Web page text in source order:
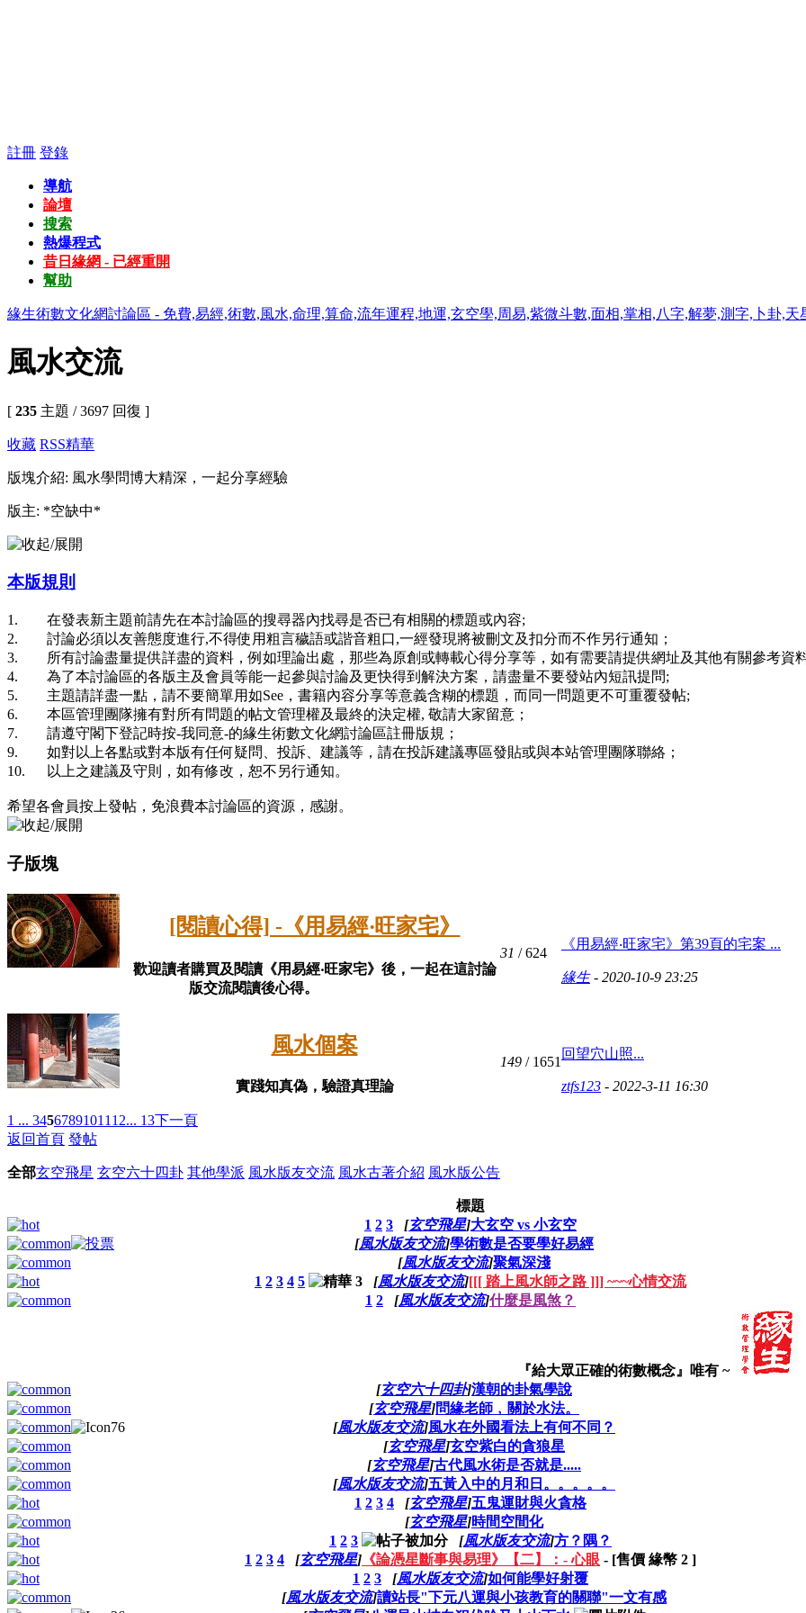
註冊 登錄
導航
論壇
搜索
熱爆程式
昔日緣網 - 已經重開
幫助
緣生術數文化網討論區 - 免費,易經,術數,風水,命理,算命,流年運程,地運,玄空學,周易,紫微斗數,面相,掌相,八字,解夢,測字,卜卦,
風水交流
[ 235 主題 / 3697 回復 ]
收藏 RSS精華
版塊介紹: 風水學問博大精深，一起分享經驗
版主: *空缺中*
本版規則
1. 在發表新主題前請先在本討論區的搜尋器內找尋是否已有相關的標題或內容;
2. 討論必須以友善態度進行,不得使用粗言穢語或諧音粗口,一經發現將被刪文及扣分而不作另行通知；
3. 所有討論盡量提供詳盡的資料，例如理論出處，那些為原創或轉載心得分享等，如有需要請提供網址及其他有關參考資
4. 為了本討論區的各版主及會員等能一起參與討論及更快得到解決方案，請盡量不要發站內短訊提問;
5. 主題請詳盡一點，請不要簡單用如See，書籍內容分享等意義含糊的標題，而同一問題更不可重覆發帖;
6. 本區管理團隊擁有對所有問題的帖文管理權及最終的決定權, 敬請大家留意；
7. 請遵守閣下登記時按-我同意-的緣生術數文化網討論區註冊版規；
9. 如對以上各點或對本版有任何疑問、投訴、建議等，請在投訴建議專區發貼或與本站管理團隊聯絡；
10. 以上之建議及守則，如有修改，恕不另行通知。
希望各會員按上發帖，免浪費本討論區的資源，感謝。
子版塊
[閱讀心得] -《用易經‧旺家宅》
歡迎讀者購買及閱讀《用易經‧旺家宅》後，一起在這討論
版交流閱讀後心得。
31 / 624
《用易經‧旺家宅》第39頁的宅案 ...
緣生- 2020-10-9 23:25
風水個案
實踐知真偽，驗證真理論
149 / 1651
回望穴山照...
ztfs123 - 2022-3-11 16:30
1 ... 34567891011 12... 13下一頁
返回首頁 發帖
全部玄空飛星 玄空六十四卦 其他學派 風水版友交流 風水古著介紹 風水版公告
標題
1 2 3 [玄空飛星]大玄空 vs 小玄空
[風水版友交流]學術數是否要學好易經
[風水版友交流]聚氣深淺
1 2 3 4 5 [風水版友交流][[[ 踏上風水師之路 ]]] ~~~心情交流
1 2 [風水版友交流]什麼是風煞？
『給大眾正確的術數概念』唯有 ~
[玄空六十四卦]漢朝的卦氣學說
[玄空飛星]問緣老師﹐關於水法。
[風水版友交流]風水在外國看法上有何不同？
[玄空飛星]玄空紫白的貪狼星
[玄空飛星]古代風水術是否就是.....
[風水版友交流]五黃入中的月和日。。。。。
1 2 3 4 [玄空飛星]五鬼運財與火貪格
[玄空飛星]時間空間化
1 2 3 [風水版友交流]方？隅？
1 2 3 4 [玄空飛星] 《論憑星斷事與易理》【二】：- 心眼 - [售價 緣幣 2 ]
1 2 3 [風水版友交流]如何能學好射覆
[風水版友交流]讀站長"下元八運與小孩教育的關聯"一文有感